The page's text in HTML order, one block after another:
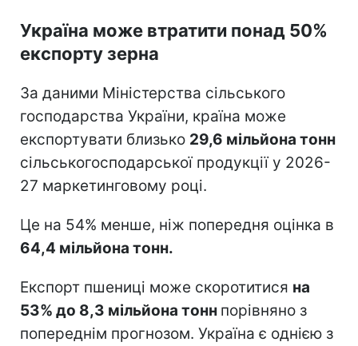
Україна може втратити понад 50%
експорту зерна
За даними Міністерства сільського
господарства України, країна може
експортувати близько 29,6 мільйона тонн
сільськогосподарської продукції у 2026-
27 маркетинговому році.
Це на 54% менше, ніж попередня оцінка в
64,4 мільйона тонн.
Експорт пшениці може скоротитися на
53% до 8,3 мільйона тонн порівняно з
попереднім прогнозом. Україна є однією з